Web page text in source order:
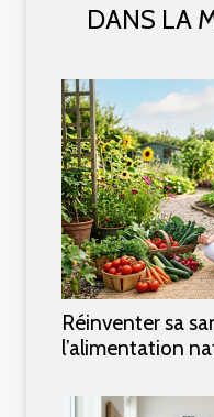
DANS LA
Réinventer sa
l’alimentation